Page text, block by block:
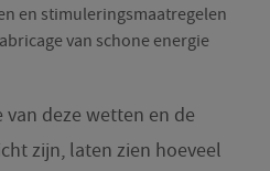
en stimuleringsmaatregelen
van schone energie
deze wetten en de
zijn, laten zien hoeveel